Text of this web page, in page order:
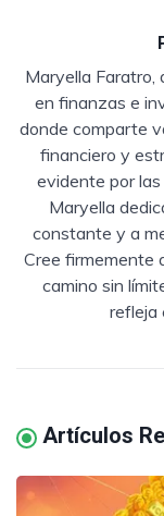
Maryella Faratro,
en finanzas e
donde comparte
financiero y
evidente por las
Maryella
constante y a
Cree firmemente
camino sin
refleja
Artículos